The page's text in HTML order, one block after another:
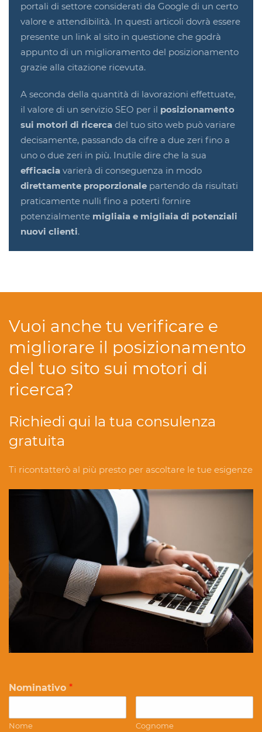
portali di settore considerati da Google di un certo
valore e attendibilità. In questi articoli dovrà essere
presente un link al sito in questione che godrà
appunto di un miglioramento del posizionamento
grazie alla citazione ricevuta.
A seconda della quantità di lavorazioni effettuate,
il valore di un servizio SEO per il posizionamento
sui motori di ricerca del tuo sito web può variare
decisamente, passando da cifre a due zeri fino a
uno o due zeri in più. Inutile dire che la sua
efficacia varierà di conseguenza in modo
direttamente proporzionale partendo da risultati
praticamente nulli fino a poterti fornire
potenzialmente migliaia e migliaia di potenziali
nuovi clienti.
Vuoi anche tu verificare e
migliorare il posizionamento
del tuo sito sui motori di
ricerca?
Richiedi qui la tua consulenza
gratuita
Ti ricontatterò al più presto per ascoltare le tue esigenze
Nominativo *
Nome Cognome